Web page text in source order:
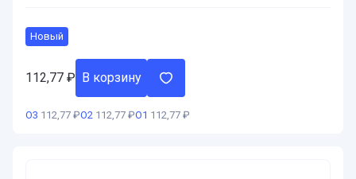
Новый
112,77 ₽ В корзину
О3 112,77 ₽О2 112,77 ₽О1 112,77 ₽